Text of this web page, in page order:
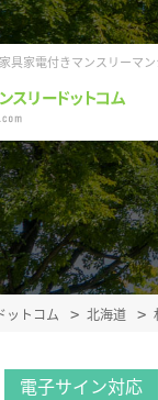
具家電付きマンスリーマ
ットコム 北海道
電子サイン対応